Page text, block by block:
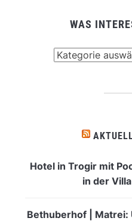
WAS
Hotel in Trogir mit
in der
Bethuberhof | Matrei: